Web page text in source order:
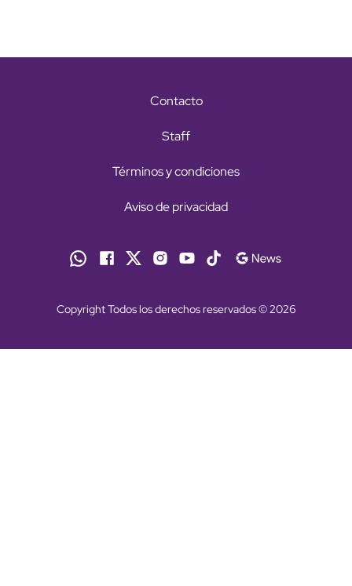
Contacto
Staff
Términos y condiciones
Aviso de privacidad
Copyright Todos los derechos reservados © 2026